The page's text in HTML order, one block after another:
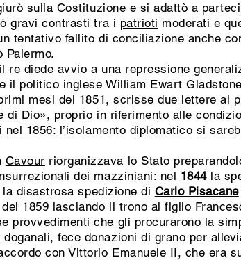
sulla Costituzione e si adattò a
gravi contrasti tra i patrioti moderati e
tentativo fallito di conciliazione anche
Palermo.
re diede avvio a una repressione
il politico inglese William Ewart
mesi del 1851, scrisse due lettere al
di Dio», proprio in riferimento alle
1856: l’isolamento diplomatico si
Cavour riorganizzava lo Stato
dei mazziniani: nel 1844la
disastrosa spedizione di Carlo Pisacane
1859 lasciando il trono al figlio
provvedimenti che gli procurarono la
fece donazioni di grano per
con Vittorio Emanuele II, che era